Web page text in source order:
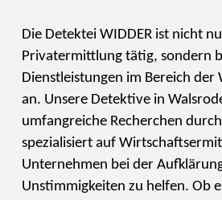
Die Detektei WIDDER ist nicht
Privatermittlung tätig, sondern
Dienstleistungen im Bereich
an. Unsere Detektive in
umfangreiche Recherchen
spezialisiert auf
Unternehmen bei der
Unstimmigkeiten zu helfen. Ob